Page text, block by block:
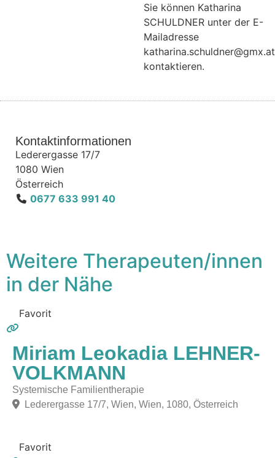
Sie können Katharina
SCHULDNER unter der E-
Mailadresse
katharina.schuldner@gmx.at
kontaktieren.
Kontaktinformationen
Lederergasse 17/7
1080 Wien
Österreich
0677 633 991 40
Weitere Therapeuten/innen
in der Nähe
Favorit
Miriam Leokadia LEHNER-
VOLKMANN
Systemische Familientherapie
Lederergasse 17/7, Wien, Wien, 1080, Österreich
Favorit